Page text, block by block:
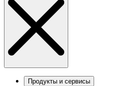
Продукты и сервисы